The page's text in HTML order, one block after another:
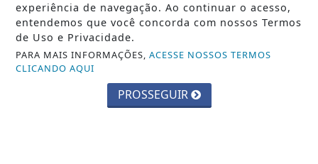
JUSTIÇA
MUNDO
POLICIAL
experiência de navegação. Ao continuar o acesso,
entendemos que você concorda com nossos Termos
de Uso e Privacidade.
PARA MAIS INFORMAÇÕES,ACESSE NOSSOS TERMOS
CLICANDO AQUI
PROSSEGUIR